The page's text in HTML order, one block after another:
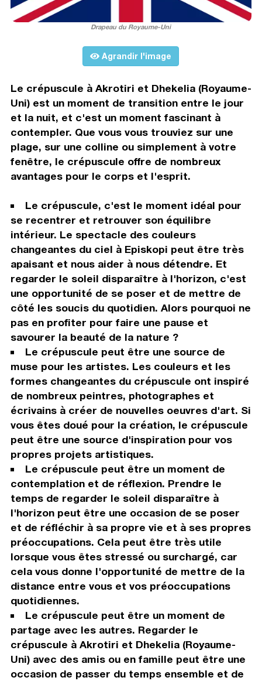
Drapeau du Royaume-Uni
Agrandir l'image
Le crépuscule à Akrotiri et Dhekelia (Royaume-
Uni) est un moment de transition entre le jour
et la nuit, et c'est un moment fascinant à
contempler. Que vous vous trouviez sur une
plage, sur une colline ou simplement à votre
fenêtre, le crépuscule offre de nombreux
avantages pour le corps et l'esprit.
Le crépuscule, c'est le moment idéal pour
se recentrer et retrouver son équilibre
intérieur. Le spectacle des couleurs
changeantes du ciel à Episkopi peut être très
apaisant et nous aider à nous détendre. Et
regarder le soleil disparaître à l'horizon, c'est
une opportunité de se poser et de mettre de
côté les soucis du quotidien. Alors pourquoi ne
pas en profiter pour faire une pause et
savourer la beauté de la nature ?
Le crépuscule peut être une source de
muse pour les artistes. Les couleurs et les
formes changeantes du crépuscule ont inspiré
de nombreux peintres, photographes et
écrivains à créer de nouvelles oeuvres d'art. Si
vous êtes doué pour la création, le crépuscule
peut être une source d'inspiration pour vos
propres projets artistiques.
Le crépuscule peut être un moment de
contemplation et de réflexion. Prendre le
temps de regarder le soleil disparaître à
l'horizon peut être une occasion de se poser
et de réfléchir à sa propre vie et à ses propres
préoccupations. Cela peut être très utile
lorsque vous êtes stressé ou surchargé, car
cela vous donne l'opportunité de mettre de la
distance entre vous et vos préoccupations
quotidiennes.
Le crépuscule peut être un moment de
partage avec les autres. Regarder le
crépuscule à Akrotiri et Dhekelia (Royaume-
Uni) avec des amis ou en famille peut être une
occasion de passer du temps ensemble et de